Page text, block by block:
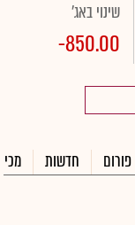
שינוי באג'
-850.00
פורום חדשות